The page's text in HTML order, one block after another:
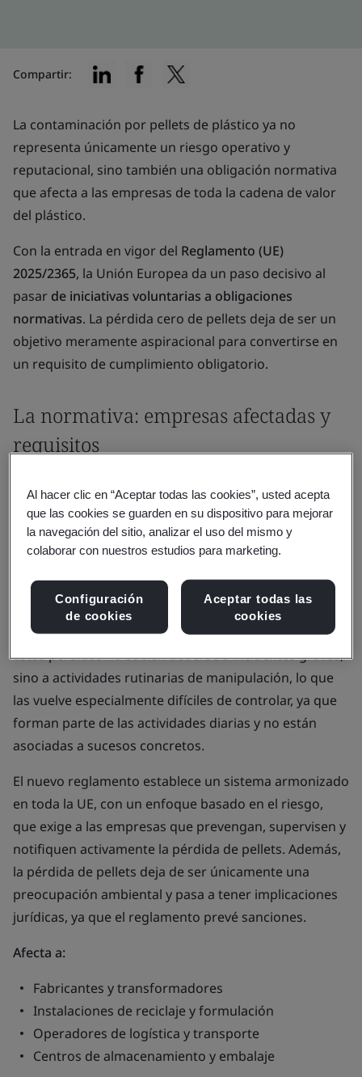
La contaminación por pellets de plástico ya no
representa únicamente un riesgo operativo y
reputacional, sino también una obligación normativa
que afecta a las empresas de toda la cadena de valor
del plástico.
Con la entrada en vigor del Reglamento (UE)
2025/2365, la Unión Europea da un paso decisivo al
pasar de iniciativas voluntarias a obligaciones
normativas. La pérdida cero de pellets deja de ser un
objetivo meramente aspiracional para convertirse en
un requisito de cumplimiento obligatorio.
La normativa: empresas afectadas y
requisitos
fáciles de dispersar— constituyen la tercera fuente
más común de liberación involuntaria de
microplásticos. Se introducen en los cursos de agua
transformación; persisten en los ecosistemas y, en
última instancia, llegan a la cadena alimentaria.
Estas pérdidas no suelen deberse a incidentes graves,
sino a actividades rutinarias de manipulación, lo que
las vuelve especialmente difíciles de controlar, ya que
forman parte de las actividades diarias y no están
asociadas a sucesos concretos.
El nuevo reglamento establece un sistema armonizado
en toda la UE, con un enfoque basado en el riesgo,
que exige a las empresas que prevengan, supervisen y
notifiquen activamente la pérdida de pellets. Además,
la pérdida de pellets deja de ser únicamente una
preocupación ambiental y pasa a tener implicaciones
jurídicas, ya que el reglamento prevé sanciones.
Afecta a:
Fabricantes y transformadores
Instalaciones de reciclaje y formulación
Operadores de logística y transporte
Centros de almacenamiento y embalaje
Compartir:
Al hacer clic en “Aceptar todas las cookies”, usted acepta
que las cookies se guarden en su dispositivo para mejorar
la navegación del sitio, analizar el uso del mismo y
colaborar con nuestros estudios para marketing.
Configuración
de cookies
Aceptar todas las
cookies